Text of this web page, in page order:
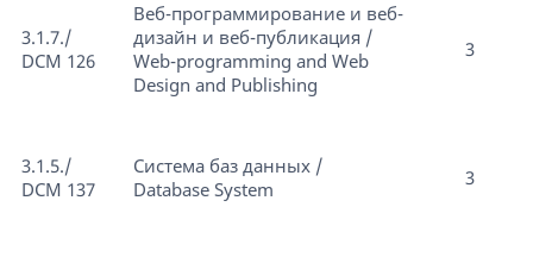
3.1.7./
DCM 126
Веб-программирование и веб-
дизайн и веб-публикация /
Web-programming and Web
Design and Publishing
3
3.1.5./
DCM 137
Cистема баз данных /
Database System
3